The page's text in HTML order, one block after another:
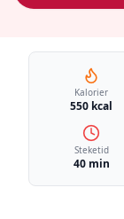
Kalorier
550 kcal
Steketid
40 min